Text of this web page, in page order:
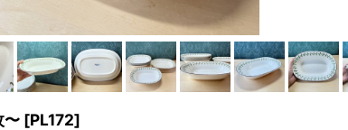
〜 [PL172]